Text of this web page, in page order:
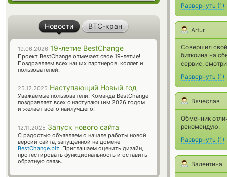
Развернуть (1)
Artur
Совершил
биткоина на
сервис,
Развернуть (1)
Вячеслав
Обменник
рекомендую.
Развернуть (1)
Валентина
Новости BTC-кран
19.06.2026 19-летие BestChange
Проект BestChange отмечает свое 19-летие!
Поздравляем всех наших партнеров, коллег и
пользователей.
25.12.2025 Наступающий Новый год
Уважаемые пользователи! Команда BestChange
поздравляет всех с наступающим 2026 годом
и желает всего наилучшего!
12.11.2025 Запуск нового сайта
С радостью объявляем о начале работы новой
версии сайта, запущенной на домене
BestChange.biz. Приглашаем оценить дизайн,
протестировать функциональность и оставить
обратную связь.